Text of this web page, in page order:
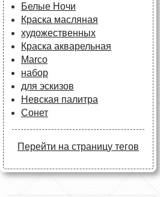
Белые Ночи
Краска масляная
художественных
Краска акварельная
Marco
набор
для эскизов
Невская палитра
Сонет
Перейти на страницу тегов